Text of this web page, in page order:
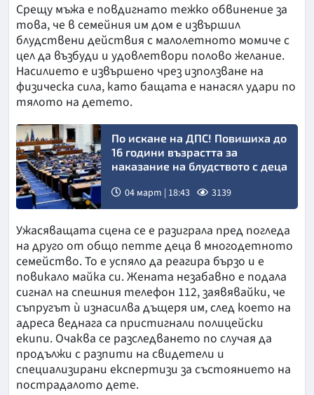
Срещу мъжа е повдигнато тежко обвинение за
това, че в семейния им дом е извършил
блудствени действия с малолетното момиче с
цел да възбуди и удовлетвори полово желание.
Насилието е извършено чрез използване на
физическа сила, като бащата е нанасял удари по
тялото на детето.
По искане на ДПС! Повишиха до
16 години възрастта за
наказание на блудството с деца
04 март | 18:43 3139
Ужасяващата сцена се е разиграла пред погледа
на друго от общо петте деца в многодетното
семейство. То е успяло да реагира бързо и е
повикало майка си. Жената незабавно е подала
сигнал на спешния телефон 112, заявявайки, че
съпругът ѝ изнасилва дъщеря им, след което на
адреса веднага са пристигнали полицейски
екипи. Очаква се разследването по случая да
продължи с разпити на свидетели и
специализирани експертизи за състоянието на
пострадалото дете.